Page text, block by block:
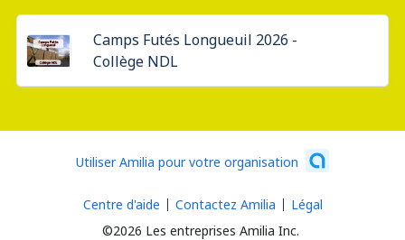
Camps Futés Longueuil 2026 -
Collège NDL
Utiliser Amilia pour votre organisation
©2026 Les entreprises Amilia Inc.
Centre d'aide Contactez Amilia Légal